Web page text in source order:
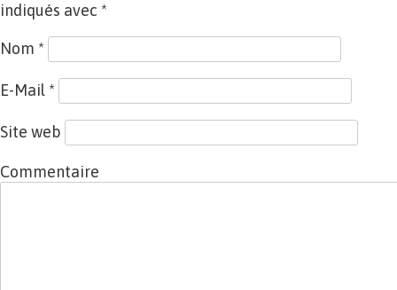
indiqués avec *
Nom *
E-Mail *
Site web
Commentaire